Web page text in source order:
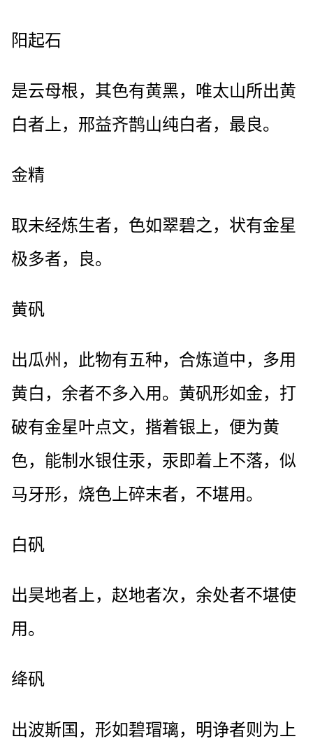
阳起石
是云母根，其色有黄黑，唯太山所出黄
白者上，邢益齐鹊山纯白者，最良。
金精
取未经炼生者，色如翠碧之，状有金星
极多者，良。
黄矾
出瓜州，此物有五种，合炼道中，多用
黄白，余者不多入用。黄矾形如金，打
破有金星叶点文，揩着银上，便为黄
色，能制水银住汞，汞即着上不落，似
马牙形，烧色上碎末者，不堪用。
白矾
出昊地者上，赵地者次，余处者不堪使
用。
绛矾
出波斯国，形如碧瑁璃，明诤者则为上